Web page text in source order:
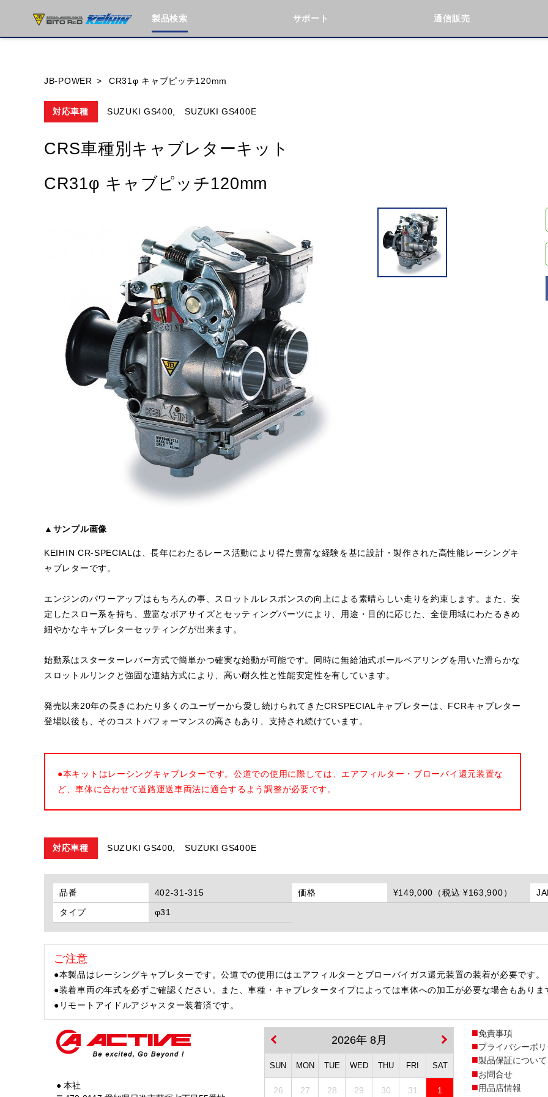
製品検索 サポート 通信販売
閉じる
JB-POWER CR31φ キャブピッチ120mm
対応車種 SUZUKI GS400, SUZUKI GS400E
CRS車種別キャブレターキット
CR31φ キャブピッチ120mm
▲サンプル画像
KEIHIN CR-SPECIALは、長年にわたるレース活動により得た豊富な経験を基に設計・製作された高性能レーシングキ
ャブレターです。
エンジンのパワーアップはもちろんの事、スロットルレスポンスの向上による素晴らしい走りを約束します。また、安
定したスロー系を持ち、豊富なボアサイズとセッティングパーツにより、用途・目的に応じた、全使用域にわたるきめ
細やかなキャブレターセッティングが出来ます。
始動系はスターターレバー方式で簡単かつ確実な始動が可能です。同時に無給油式ボールベアリングを用いた滑らかな
スロットルリンクと強固な連結方式により、高い耐久性と性能安定性を有しています。
発売以来20年の長きにわたり多くのユーザーから愛し続けられてきたCRSPECIALキャブレターは、FCRキャブレター
登場以後も、そのコストパフォーマンスの高さもあり、支持され続けています。
●本キットはレーシングキャブレターです。公道での使用に際しては、エアフィルター・ブローバイ還元装置な
ど、車体に合わせて道路運送車両法に適合するよう調整が必要です。
対応車種 SUZUKI GS400, SUZUKI GS400E
品番 402-31-315 価格 ¥149,000（税込 ¥163,900）
タイプ
φ31
ご注意
●本製品はレーシングキャブレターです。公道での使用にはエアフィルターとブローバイガス還元装置の装着が必要です。
●装着車両の年式を必ずご確認ください。また、車種・キャブレタータイプによっては車体への加工が必要な場合もあり
●リモートアイドルアジャスター装着済です。
● 本社
2026年 8月
SUN MON TUE WED THU FRI SAT
26 27 28 29 30 31 1
免責事項
プライバシーポ
製品保証について
お問合せ
用品店情報